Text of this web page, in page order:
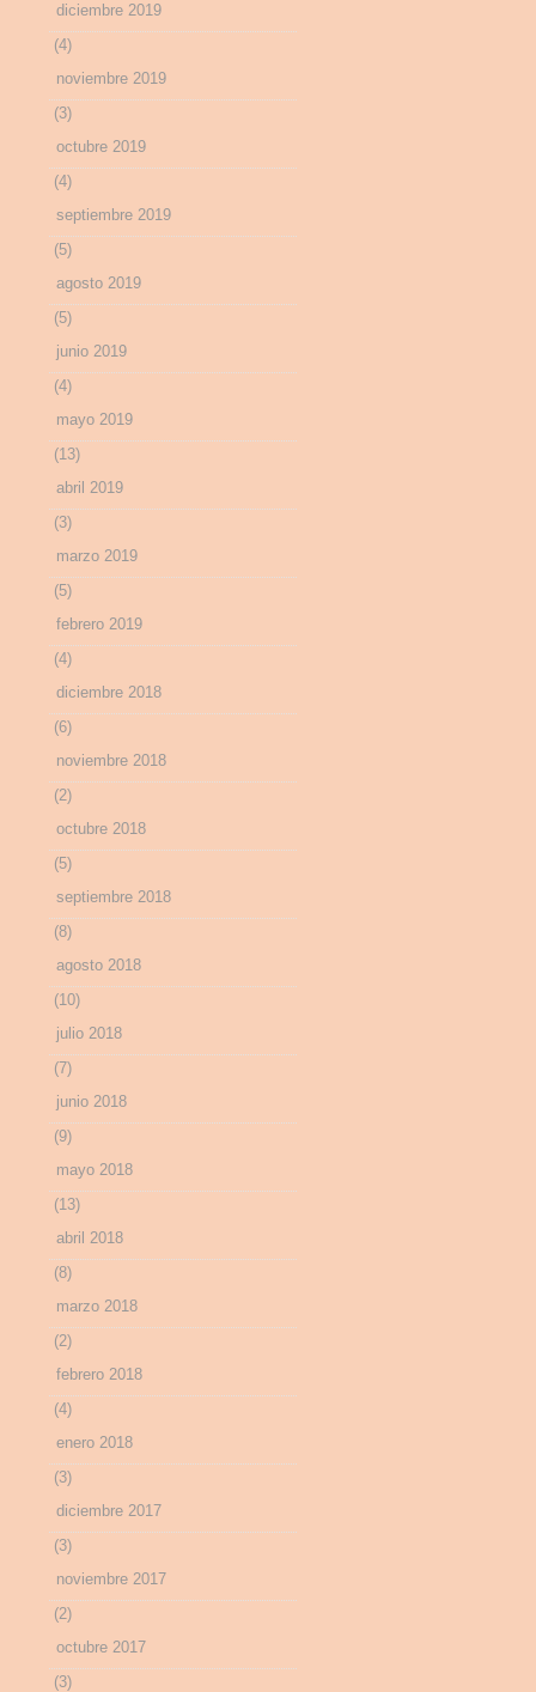
diciembre 2019
(4)
noviembre 2019
(3)
octubre 2019
(4)
septiembre 2019
(5)
agosto 2019
(5)
junio 2019
(4)
mayo 2019
(13)
abril 2019
(3)
marzo 2019
(5)
febrero 2019
(4)
diciembre 2018
(6)
noviembre 2018
(2)
octubre 2018
(5)
septiembre 2018
(8)
agosto 2018
(10)
julio 2018
(7)
junio 2018
(9)
mayo 2018
(13)
abril 2018
(8)
marzo 2018
(2)
febrero 2018
(4)
enero 2018
(3)
diciembre 2017
(3)
noviembre 2017
(2)
octubre 2017
(3)